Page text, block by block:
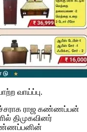
வாய்ப்பு.
ராஜ கண்ணப்பன்
திமுகவினர்